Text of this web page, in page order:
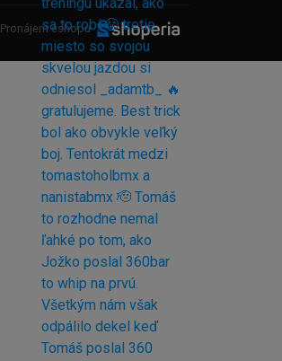
Pronájem eshopu